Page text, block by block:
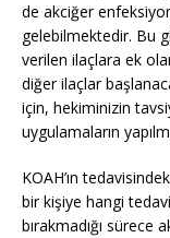
de akciğer
gelebilmektedir. Bu
verilen ilaçlara ek
diğer ilaçlar
için, hekiminizin
uygulamaların
KOAH’ın
bir kişiye hangi
bırakmadığı sürece